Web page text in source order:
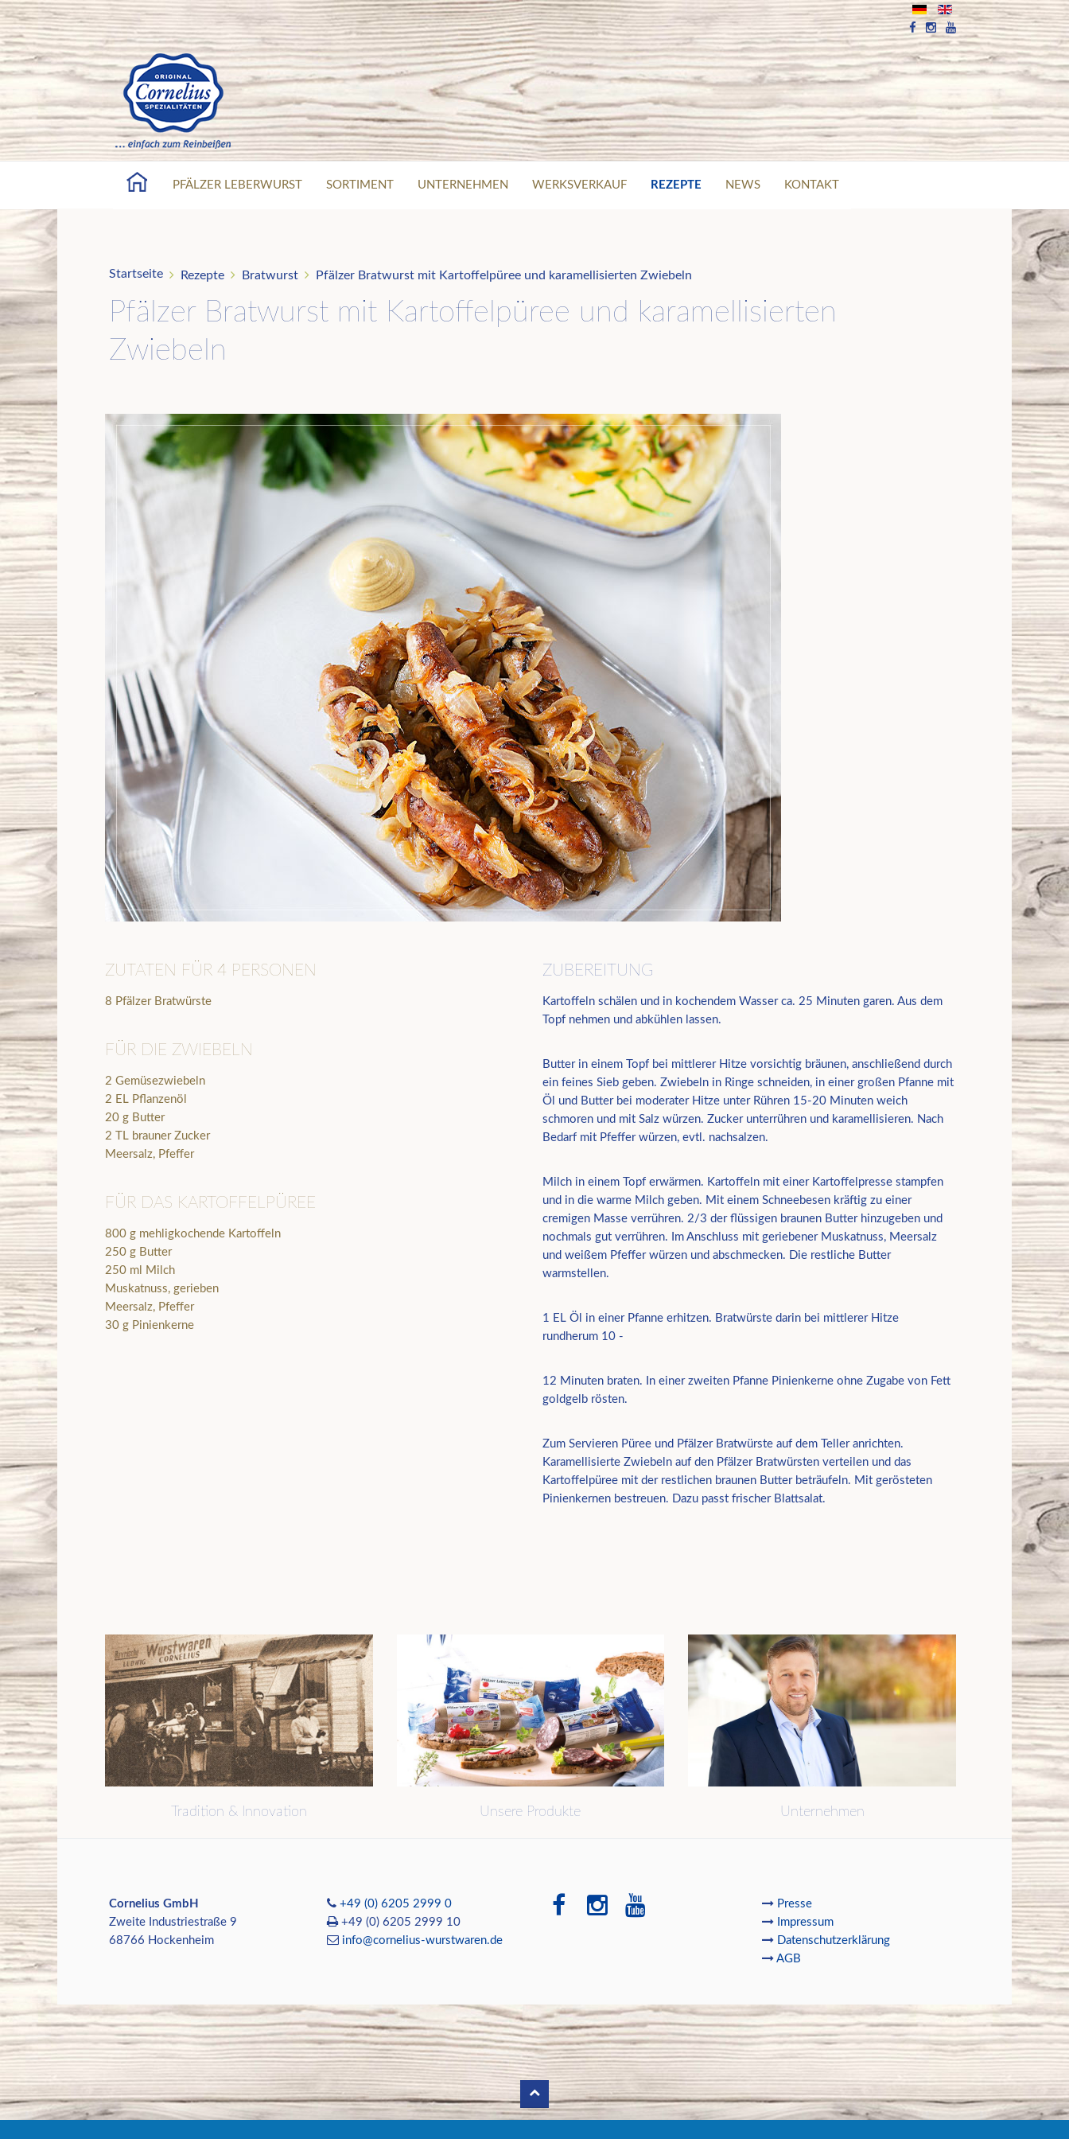
PFÄLZER LEBERWURST SORTIMENT UNTERNEHMEN WERKSVERKAUF REZEPTE NEWS KONTAKT
Startseite Rezepte Bratwurst Pfälzer Bratwurst mit Kartoffelpüree und karamellisierten Zwiebeln
Pfälzer Bratwurst mit Kartoffelpüree und karamellisierten
Zwiebeln
ZUTATEN FÜR 4 PERSONEN
8 Pfälzer Bratwürste
FÜR DIE ZWIEBELN
2 Gemüsezwiebeln
2 EL Pflanzenöl
20 g Butter
2 TL brauner Zucker
Meersalz, Pfeffer
FÜR DAS KARTOFFELPÜREE
800 g mehligkochende Kartoffeln
250 g Butter
250 ml Milch
Muskatnuss, gerieben
Meersalz, Pfeffer
30 g Pinienkerne
ZUBEREITUNG
Kartoffeln schälen und in kochendem Wasser ca. 25 Minuten garen. Aus dem
Topf nehmen und abkühlen lassen.
Butter in einem Topf bei mittlerer Hitze vorsichtig bräunen, anschließend durch
ein feines Sieb geben. Zwiebeln in Ringe schneiden, in einer großen Pfanne mit
Öl und Butter bei moderater Hitze unter Rühren 15-20 Minuten weich
schmoren und mit Salz würzen. Zucker unterrühren und karamellisieren. Nach
Bedarf mit Pfeffer würzen, evtl. nachsalzen.
Milch in einem Topf erwärmen. Kartoffeln mit einer Kartoffelpresse stampfen
und in die warme Milch geben. Mit einem Schneebesen kräftig zu einer
cremigen Masse verrühren. 2/3 der flüssigen braunen Butter hinzugeben und
nochmals gut verrühren. Im Anschluss mit geriebener Muskatnuss, Meersalz
und weißem Pfeffer würzen und abschmecken. Die restliche Butter
warmstellen.
1 EL Öl in einer Pfanne erhitzen. Bratwürste darin bei mittlerer Hitze
rundherum 10 -
12 Minuten braten. In einer zweiten Pfanne Pinienkerne ohne Zugabe von Fett
goldgelb rösten.
Zum Servieren Püree und Pfälzer Bratwürste auf dem Teller anrichten.
Karamellisierte Zwiebeln auf den Pfälzer Bratwürsten verteilen und das
Kartoffelpüree mit der restlichen braunen Butter beträufeln. Mit gerösteten
Pinienkernen bestreuen. Dazu passt frischer Blattsalat.
Tradition & Innovation Unsere Produkte Unternehmen
Cornelius GmbH
Zweite Industriestraße 9
68766 Hockenheim
+49 (0) 6205 2999 0
+49 (0) 6205 2999 10
info@cornelius-wurstwaren.de
Presse
Impressum
Datenschutzerklärung
AGB